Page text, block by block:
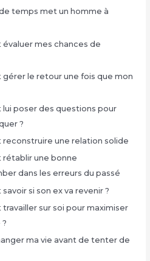
temps met un homme à
mes chances de
gérer le retour une fois que mon
lui poser des questions pour
?
reconstruire une relation solide
rétablir une bonne
dans les erreurs du passé
si son ex va revenir ?
sur soi pour maximiser
ma vie avant de tenter de